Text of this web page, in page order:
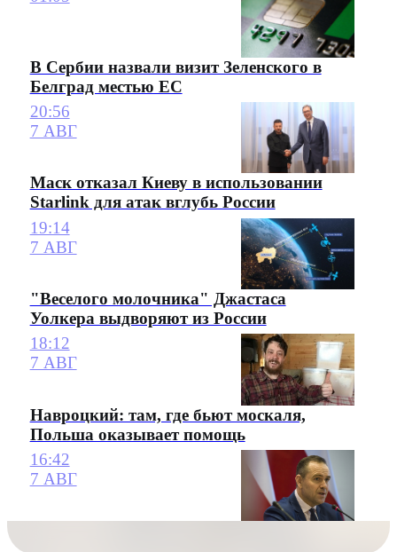
В Сербии назвали визит Зеленского в
Белград местью ЕС
20:56
7 АВГ
Маск отказал Киеву в использовании
Starlink для атак вглубь России
19:14
7 АВГ
"Веселого молочника" Джастаса
Уолкера выдворяют из России
18:12
7 АВГ
Навроцкий: там, где бьют москаля,
Польша оказывает помощь
16:42
7 АВГ